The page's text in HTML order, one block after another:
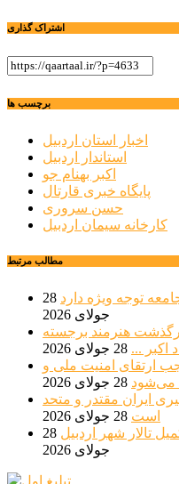
اشتراک گذاری
برچسب ها
اخبار استان اردبیل
استاندار اردبیل
اکبر بهنام جو
پایگاه خبری قارتال
حسن سروری
کارخانه سیمان اردبیل
مطالب مرتبط
توجه ویژه دارد 28
جولای 2026
درگذشت هنرمند برجسته
اکبر ... 28 جولای 2026
ارتقای امنیت ملی و
می‌شود 28 جولای 2026
ایران مقتدر و متحد
است 28 جولای 2026
28
جولای 2026